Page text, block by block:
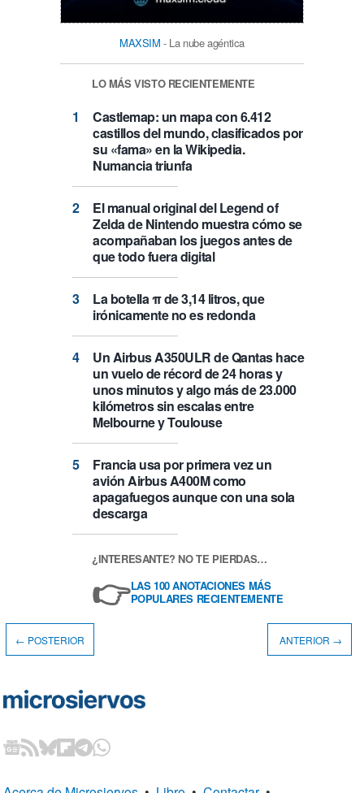
MAXSIM - La nube agéntica
LO MÁS VISTO RECIENTEMENTE
Castlemap: un mapa con 6.412
castillos del mundo, clasificados por
su «fama» en la Wikipedia.
Numancia triunfa
El manual original del Legend of
Zelda de Nintendo muestra cómo se
acompañaban los juegos antes de
que todo fuera digital
La botella π de 3,14 litros, que
irónicamente no es redonda
Un Airbus A350ULR de Qantas hace
un vuelo de récord de 24 horas y
unos minutos y algo más de 23.000
kilómetros sin escalas entre
Melbourne y Toulouse
Francia usa por primera vez un
avión Airbus A400M como
apagafuegos aunque con una sola
descarga
¿INTERESANTE? NO TE PIERDAS…
👉LAS 100 ANOTACIONES MÁS
POPULARES RECIENTEMENTE
← POSTERIOR ANTERIOR →